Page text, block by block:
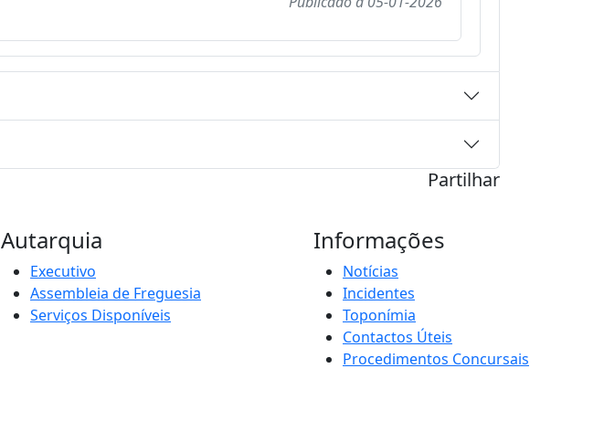
Partilhar
Autarquia
Executivo
Assembleia de Freguesia
Serviços Disponíveis
Informações
Notícias
Incidentes
Toponímia
Contactos Úteis
Procedimentos Concursais